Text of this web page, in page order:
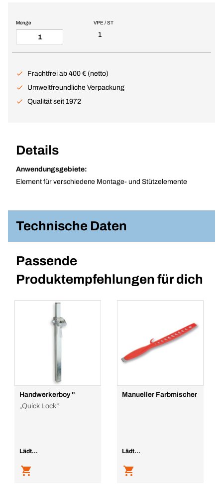
VPE / ST
1
Menge
Frachtfrei ab 400 € (netto)
Umweltfreundliche Verpackung
Qualität seit 1972
Details
Anwendungsgebiete:
Element für verschiedene Montage- und Stützelemente
Technische Daten
Passende
Produktempfehlungen für dich
Handwerkerboy ''
„Quick Lock”
Lädt...
Manueller Farbmischer
Lädt...